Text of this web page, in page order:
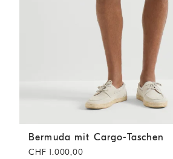
Bermuda mit Cargo-Taschen Weiß
Bermuda mit Cargo-Taschen
CHF 1.000,00